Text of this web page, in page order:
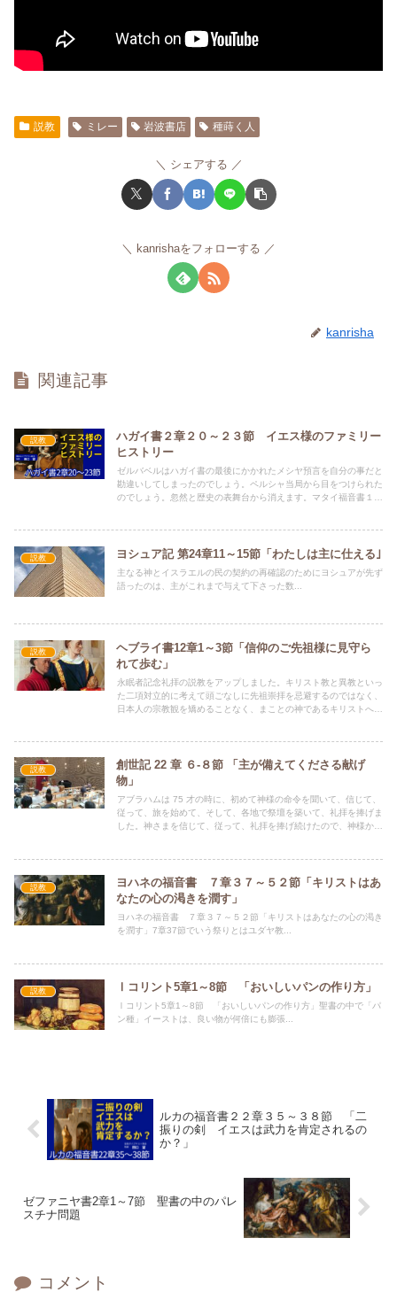
説教 ミレー 岩波書店 種蒔く人
シェアする
kanrishaをフォローする
kanrisha
関連記事
説教
ハガイ書２章２０～２３節 イエス様のファミリー
ヒストリー
ゼルバベルはハガイ書の最後にかかれたメシヤ預言を自分の事だと
勘違いしてしまったのでしょう。ペルシャ当局から目をつけられた
のでしょう。忽然と歴史の表舞台から消えます。マタイ福音書１章
人々の不信仰ゆえにダビデ王家は没落しましたがそれすらも神様は
らも私たちの益としてくださったのです。
説教 ヨシュア記 第24章11～15節「わたしは主に仕える｣
主なる神とイスラエルの民の契約の再確認のためにヨシュアが先ず
語ったのは、主がこれまで与えて下さった数...
説教
ヘブライ書12章1～3節「信仰のご先祖様に見守ら
れて歩む」
永眠者記念礼拝の説教をアップしました。キリスト教と異教といっ
た二項対立的に考えて頭ごなしに先祖崇拝を忌避するのではなく、
日本人の宗教観を矯めることなく、まことの神であるキリストへの
説教
創世記 22 章 ６-８節 「主が備えてくださる献げ
物」
アブラハムは 75 才の時に、初めて神様の命令を聞いて、信じて、
従って、旅を始めて、そして、各地で祭壇を築いて、礼拝を捧げま
した。神さまを信じて、従って、礼拝を捧げ続けたので、神様から
る。そのような神様からの、一方的に祝福された契約が与えられま
した。
説教
ヨハネの福音書 ７章３７～５２節「キリストはあ
なたの心の渇きを潤す」
ヨハネの福音書 ７章３７～５２節「キリストはあなたの心の渇き
を潤す」7章37節でいう祭りとはユダヤ教...
説教 Ⅰコリント5章1～8節 「おいしいパンの作り方」
Ⅰコリント5章1～8節 「おいしいパンの作り方」聖書の中で「パ
ン種」イーストは、良い物が何倍にも膨張...
ルカの福音書２２章３５～３８節 「二
振りの剣 イエスは武力を肯定されるの
か？」
ゼファニヤ書2章1～7節 聖書の中のパレ
スチナ問題
コメント